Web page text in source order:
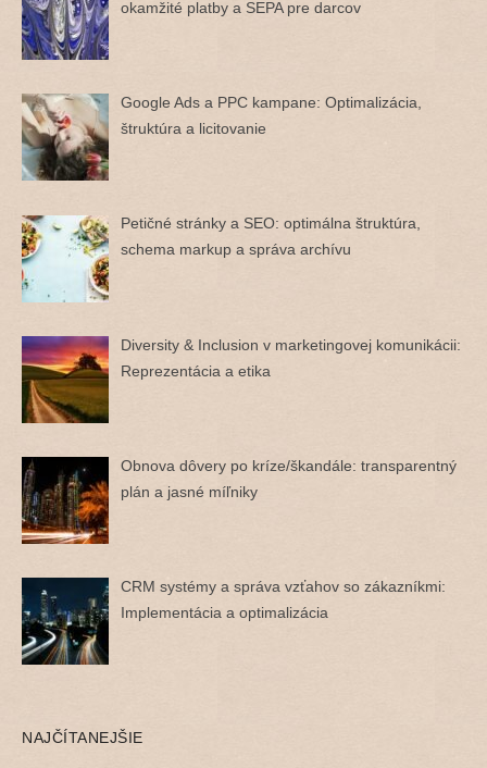
okamžité platby a SEPA pre darcov
Google Ads a PPC kampane: Optimalizácia,
štruktúra a licitovanie
Petičné stránky a SEO: optimálna štruktúra,
schema markup a správa archívu
Diversity & Inclusion v marketingovej komunikácii:
Reprezentácia a etika
Obnova dôvery po kríze/škandále: transparentný
plán a jasné míľniky
CRM systémy a správa vzťahov so zákazníkmi:
Implementácia a optimalizácia
NAJČÍTANEJŠIE